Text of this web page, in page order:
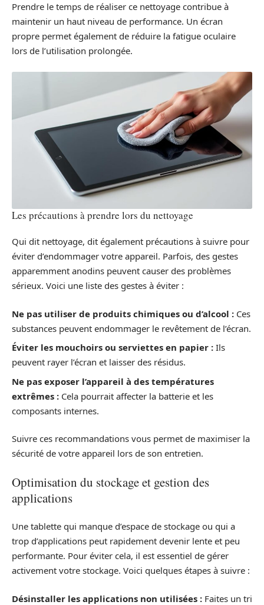
Prendre le temps de réaliser ce nettoyage contribue à
maintenir un haut niveau de performance. Un écran
propre permet également de réduire la fatigue oculaire
lors de l’utilisation prolongée.
Les précautions à prendre lors du nettoyage
Qui dit nettoyage, dit également précautions à suivre pour
éviter d’endommager votre appareil. Parfois, des gestes
apparemment anodins peuvent causer des problèmes
sérieux. Voici une liste des gestes à éviter :
Ne pas utiliser de produits chimiques ou d’alcool : Ces
substances peuvent endommager le revêtement de l’écran.
Éviter les mouchoirs ou serviettes en papier : Ils
peuvent rayer l’écran et laisser des résidus.
Ne pas exposer l’appareil à des températures
extrêmes : Cela pourrait affecter la batterie et les
composants internes.
Suivre ces recommandations vous permet de maximiser la
sécurité de votre appareil lors de son entretien.
Optimisation du stockage et gestion des
applications
Une tablette qui manque d’espace de stockage ou qui a
trop d’applications peut rapidement devenir lente et peu
performante. Pour éviter cela, il est essentiel de gérer
activement votre stockage. Voici quelques étapes à suivre :
Désinstaller les applications non utilisées : Faites un tri